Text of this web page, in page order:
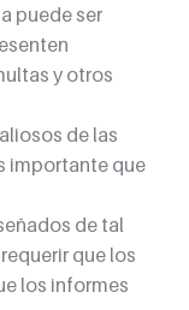
puede ser
y otros
de las
importante que
de tal
que los
los informes